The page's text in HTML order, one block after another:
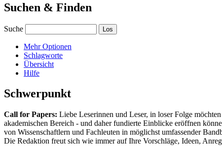
Suchen & Finden
Suche
Mehr Optionen
Schlagworte
Übersicht
Hilfe
Schwerpunkt
Call for Papers: Liebe Leserinnen und Leser, in loser Folge
akademischen Bereich - und daher fundierte Einblicke eröffnen
von Wissenschaftlern und Fachleuten in möglichst umfassender
Die Redaktion freut sich wie immer auf Ihre Vorschläge, Ideen,